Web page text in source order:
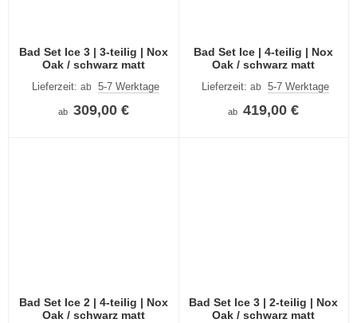
Bad Set Ice 3 | 3-teilig | Nox
Oak / schwarz matt
Lieferzeit: ab 5-7 Werktage
ab 309,00 €
Bad Set Ice | 4-teilig | Nox
Oak / schwarz matt
Lieferzeit:ab 5-7 Werktage
ab 419,00 €
Bad Set Ice 2 | 4-teilig | Nox
Oak / schwarz matt
Bad Set Ice 3 | 2-teilig | Nox
Oak / schwarz matt